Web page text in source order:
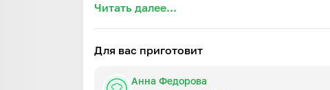
Читать далее...
Для вас приготовит
Анна Федорова